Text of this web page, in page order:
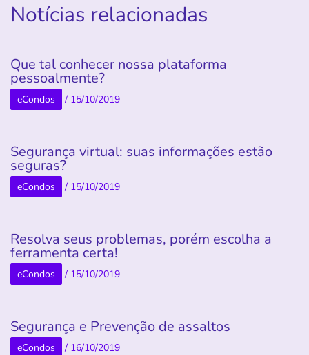
Notícias relacionadas
Que tal conhecer nossa plataforma
pessoalmente?
eCondos / 15/10/2019
Segurança virtual: suas informações estão
seguras?
eCondos / 15/10/2019
Resolva seus problemas, porém escolha a
ferramenta certa!
eCondos / 15/10/2019
Segurança e Prevenção de assaltos
eCondos / 16/10/2019